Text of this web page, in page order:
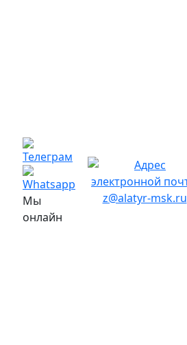
Мы
онлайн
z@alatyr-msk.ru